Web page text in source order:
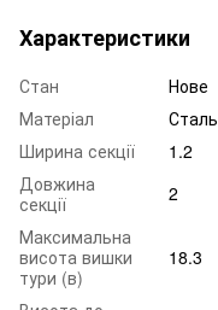
Характеристики
Стан
Нове
Матеріал
Сталь
Ширина секції
1.2
Довжина
секції
2
Максимальна
висота вишки
тури (в)
18.3